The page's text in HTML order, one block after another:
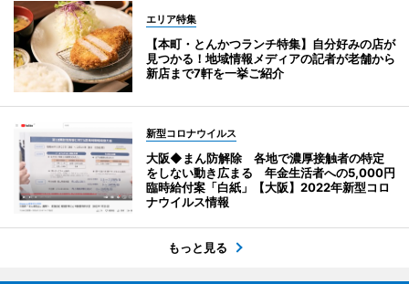
エリア特集
【本町・とんかつランチ特集】自分好みの店が
見つかる！地域情報メディアの記者が老舗から
新店まで7軒を一挙ご紹介
新型コロナウイルス
大阪◆まん防解除 各地で濃厚接触者の特定
をしない動き広まる 年金生活者への5,000円
臨時給付案「白紙」【大阪】2022年新型コロ
ナウイルス情報
もっと見る